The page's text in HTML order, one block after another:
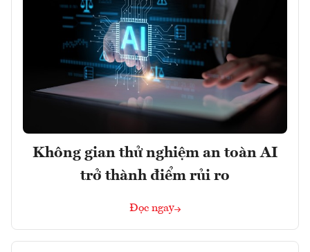
Không gian thử nghiệm an toàn AI
trở thành điểm rủi ro
Đọc ngay